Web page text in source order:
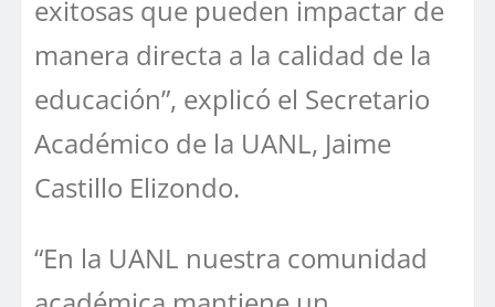
exitosas que pueden impactar de
manera directa a la calidad de la
educación”, explicó el Secretario
Académico de la UANL, Jaime
Castillo Elizondo.
“En la UANL nuestra comunidad